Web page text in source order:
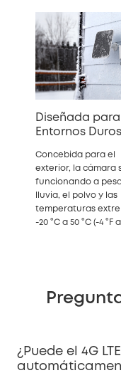
Diseñada para
Entornos Duros
Concebida para el
exterior, la cámara
funcionando a
lluvia, el polvo y las
temperaturas
-20 °C a 50 °C (-4 °F a
¿Puede el 4G